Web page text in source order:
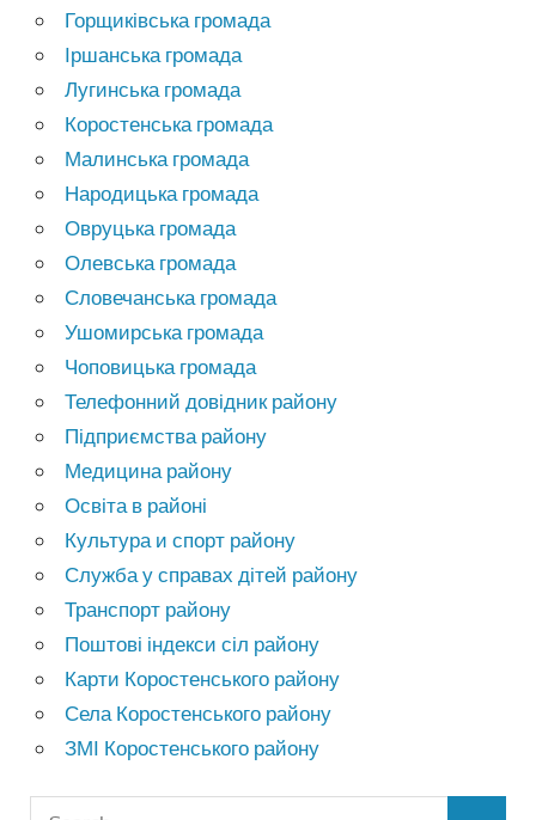
Горщиківська громада
Іршанська громада
Лугинська громада
Коростенська громада
Малинська громада
Народицька громада
Овруцька громада
Олевська громада
Словечанська громада
Ушомирська громада
Чоповицька громада
Телефонний довідник району
Підприємства району
Медицина району
Освіта в районі
Культура и спорт району
Служба у справах дітей району
Транспорт району
Поштові індекси сіл району
Карти Коростенського району
Села Коростенського району
ЗМІ Коростенського району